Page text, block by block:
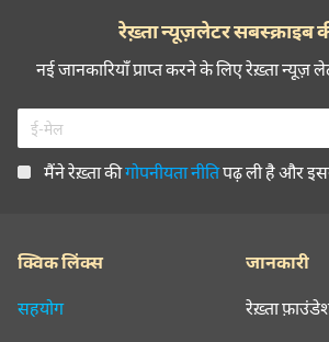
रेख़्ता न्यूज़लेटर सबस्क्राइब
नई जानकारियाँ प्राप्त करने के लिए रेख़्ता न्यूज़
मैंने रेख़्ता कीगोपनीयता नीतिपढ़ ली है और
क्विक लिंक्स
सहयोग
जानकारी
रेख़्ता